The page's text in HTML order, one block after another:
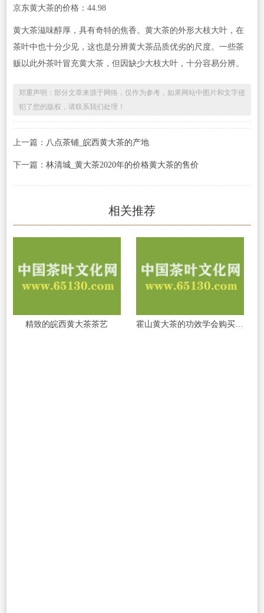
京东黄大茶的价格：44.98
黄大茶滋味醇厚，具有奇特的焦香。黄大茶的外形大枝大叶，在
茶叶中也十分少见，这也是分辨黄大茶品质优劣的尺度。一些茶
贩以此外茶叶冒充黄大茶，但因缺少大枝大叶，十分容易分辨。
郑重声明：部分文章来源于网络，仅作为参考，如果网站中图片和文字侵
犯了您的版权，请联系我们处理！
上一篇： 八点茶铺_皖西黄大茶的产地
下一篇： 林清城_黄大茶2020年的价格黄大茶的售价
相关推荐
精致的皖西黄大茶茶艺 霍山黄大茶的功效学会购买霍山黄大茶的技巧